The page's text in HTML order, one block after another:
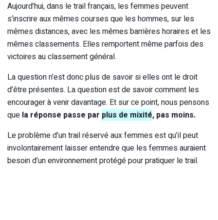
Aujourd’hui, dans le trail français, les femmes peuvent
s’inscrire aux mêmes courses que les hommes, sur les
mêmes distances, avec les mêmes barrières horaires et les
mêmes classements. Elles remportent même parfois des
victoires au classement général.
La question n’est donc plus de savoir si elles ont le droit
d’être présentes. La question est de savoir comment les
encourager à venir davantage. Et sur ce point, nous pensons
que la réponse passe par plus de mixité, pas moins.
Le problème d’un trail réservé aux femmes est qu’il peut
involontairement laisser entendre que les femmes auraient
besoin d’un environnement protégé pour pratiquer le trail.